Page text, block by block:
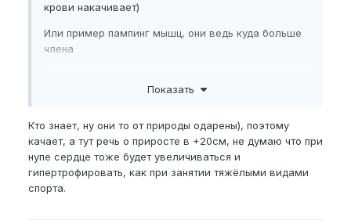
крови накачивает)
Или пример пампинг мышц, они ведь куда больше
члена
Показать
Кто знает, ну они то от природы одарены), поэтому
качает, а тут речь о приросте в +20см, не думаю что при
нупе сердце тоже будет увеличиваться и
гипертрофировать, как при занятии тяжёлыми видами
спорта.